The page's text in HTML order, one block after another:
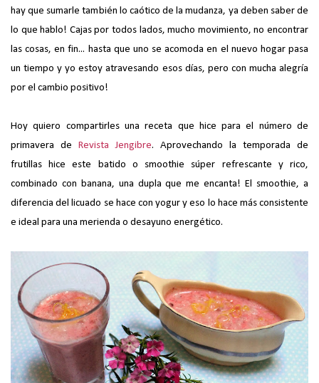
hay que sumarle también lo caótico de la mudanza, ya deben saber de
lo que hablo! Cajas por todos lados, mucho movimiento, no encontrar
las cosas, en fin... hasta que uno se acomoda en el nuevo hogar pasa
un tiempo y yo estoy atravesando esos días, pero con mucha alegría
por el cambio positivo!
Hoy quiero compartirles una receta que hice para el número de
primavera de Revista Jengibre. Aprovechando la temporada de
frutillas hice este batido o smoothie súper refrescante y rico,
combinado con banana, una dupla que me encanta! El smoothie, a
diferencia del licuado se hace con yogur y eso lo hace más consistente
e ideal para una merienda o desayuno energético.